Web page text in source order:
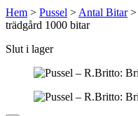
Hem > Pussel >Antal Bitar>
trädgård 1000 bitar
Slut i lager